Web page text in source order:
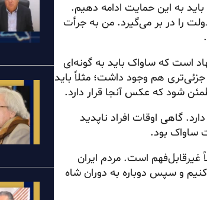
به این حمایت ادامه دهیم.
را در بر می‌گیرد. من به جرأت
است که ساواک باید به گونه‌ای
هم وجود داشت؛ مثلاً باید
شود که عکس آنجا قرار دارد.
گاهی اوقات افراد ناپدید
ساواک بود.
غیرقابل‌فهم است. مردم ایران
و سپس دوباره به دوران شاه